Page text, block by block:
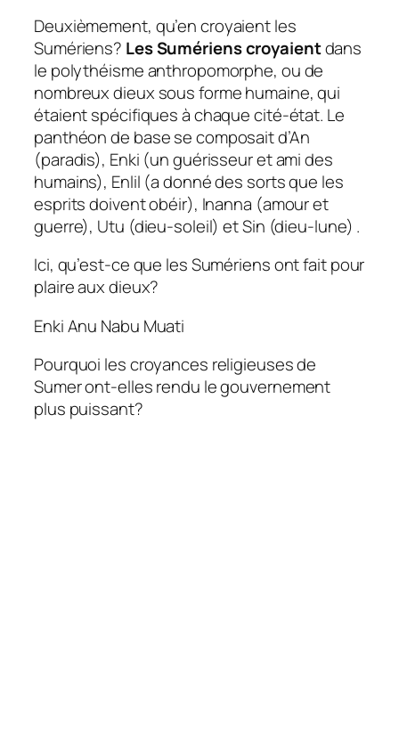
Deuxièmement, qu’en croyaient les
Sumériens? Les Sumériens croyaientdans
le polythéisme anthropomorphe, ou de
nombreux dieux sous forme humaine, qui
étaient spécifiques à chaque cité-état. Le
panthéon de base se composait d’An
(paradis), Enki (un guérisseur et ami des
humains), Enlil (a donné des sorts que les
esprits doivent obéir), Inanna (amour et
guerre), Utu (dieu-soleil) et Sin (dieu-lune) .
Ici, qu’est-ce que les Sumériens ont fait pour
plaire aux dieux?
EnkiAnu Nabu Muati
Pourquoi les croyances religieuses de
Sumer ont-elles rendu le gouvernement
plus puissant?